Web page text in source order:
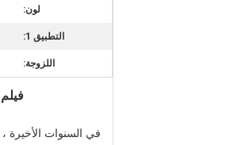
لون:
التطبيق 1:
اللزوجة:
في السنوات الأخيرة